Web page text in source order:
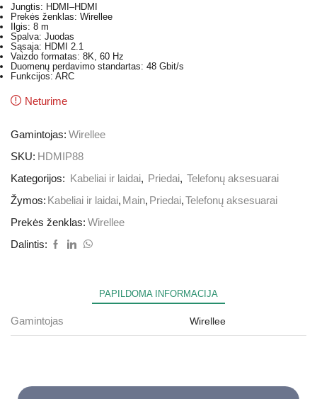
Jungtis: HDMI–HDMI
Prekės ženklas: Wirellee
Ilgis: 8 m
Spalva: Juodas
Sąsaja: HDMI 2.1
Vaizdo formatas: 8K, 60 Hz
Duomenų perdavimo standartas: 48 Gbit/s
Funkcijos: ARC
Neturime
Gamintojas: Wirellee
SKU: HDMIP88
Kategorijos:
Kabeliai ir laidai, Priedai, Telefonų aksesuarai
Žymos: Kabeliai ir laidai, Main, Priedai,Telefonų aksesuarai
Prekės ženklas: Wirellee
Dalintis:
PAPILDOMA INFORMACIJA
Gamintojas Wirellee